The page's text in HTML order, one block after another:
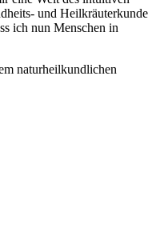
und Heilkräuterkunde
ich nun Menschen in
naturheilkundlichen